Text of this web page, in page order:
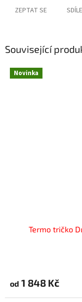
ZEPTAT SE
Související
Novinka
Termo tričko
od 1 848 Kč